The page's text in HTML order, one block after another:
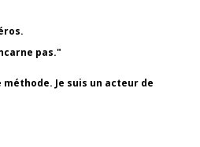
pas."
Je suis un acteur de